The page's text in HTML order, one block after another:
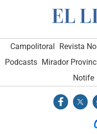
Campolitoral Revista
Podcasts Mirador
Notife